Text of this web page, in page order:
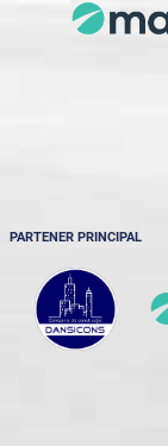
PARTENER PRINCIPAL